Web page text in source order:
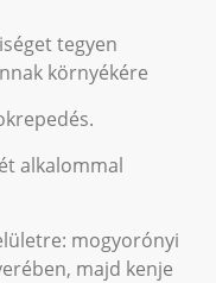
tegyen
környékére
alkalommal
mogyorónyi
majd kenje